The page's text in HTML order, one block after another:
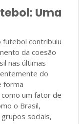
Uma
contribuiu
da coesão
nas últimas
do
forma
um fator de
o Brasil,
sociais,